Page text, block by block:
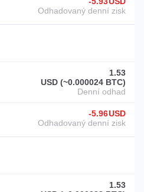
1.53
USD (~0.000024 BTC)
-5.96USD
1.53